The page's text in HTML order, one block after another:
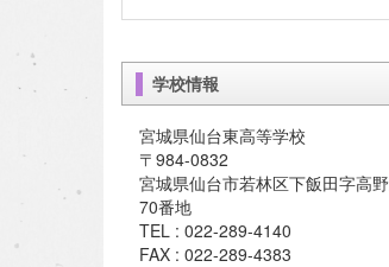
学校情報
宮城県仙台東高等学校
〒984-0832
宮城県仙台市若林区下飯田字高
70番地
TEL : 022-289-4140
FAX : 022-289-4383